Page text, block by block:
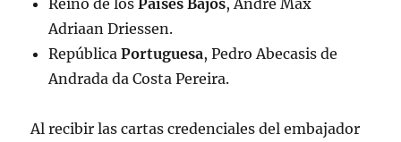
Adriaan Driessen.
RepúblicaPortuguesa, Pedro Abecasis de
Andrada da Costa Pereira.
Al recibir las cartas credenciales del embajador